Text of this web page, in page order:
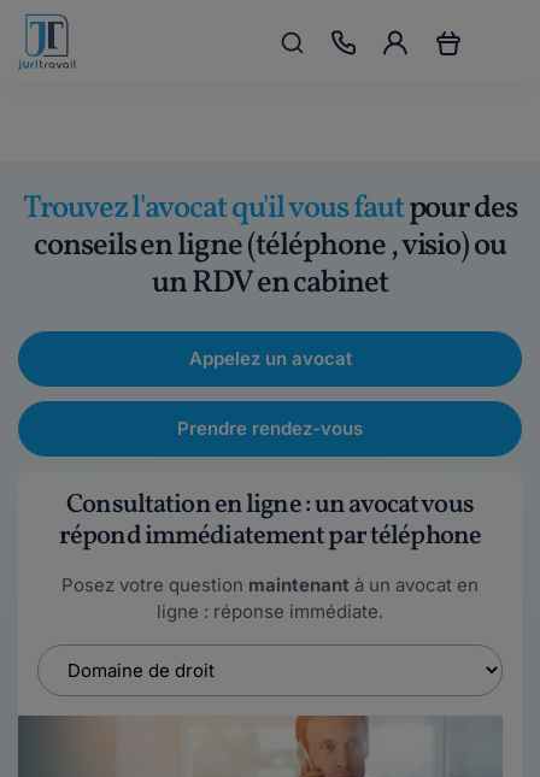
Trouvez l'avocat qu'il vous fautpour des
conseils en ligne (téléphone , visio) ou
un RDV en cabinet
Appelez un avocat
Prendre rendez-vous
Consultation en ligne : un avocat vous
répond immédiatement par téléphone
Posez votre question maintenant à un avocat en
ligne : réponse immédiate.